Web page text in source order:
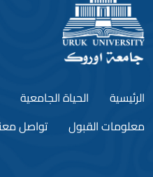
الرئيسية الحياة الجامعية
معلومات القبول
تواصل